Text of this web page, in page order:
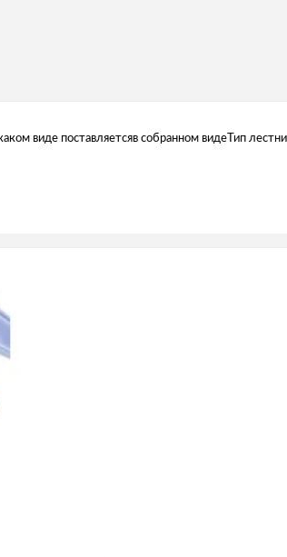
виде поставляетсяв собранном видеТип